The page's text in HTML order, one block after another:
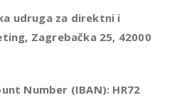
udruga za direktni i
Zagrebačka 25, 42000
Number (IBAN): HR72